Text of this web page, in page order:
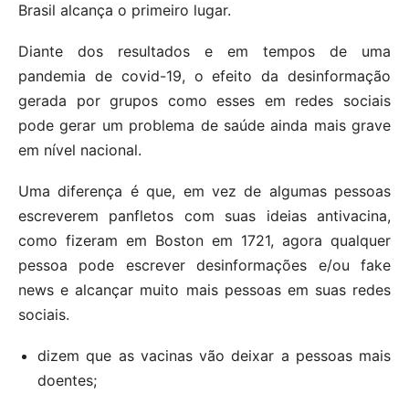
Brasil alcança o primeiro lugar.
Diante dos resultados e em tempos de uma
pandemia de covid-19, o efeito da desinformação
gerada por grupos como esses em redes sociais
pode gerar um problema de saúde ainda mais grave
em nível nacional.
Uma diferença é que, em vez de algumas pessoas
escreverem panfletos com suas ideias antivacina,
como fizeram em Boston em 1721, agora qualquer
pessoa pode escrever desinformações e/ou fake
news e alcançar muito mais pessoas em suas redes
sociais.
dizem que as vacinas vão deixar a pessoas mais
doentes;